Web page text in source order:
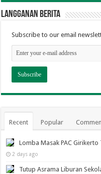
Langganan berita
Subscribe to our email
Recent Popular
Lomba Masak PAC Girikerto
2 days ago
Tutup Asrama Liburan